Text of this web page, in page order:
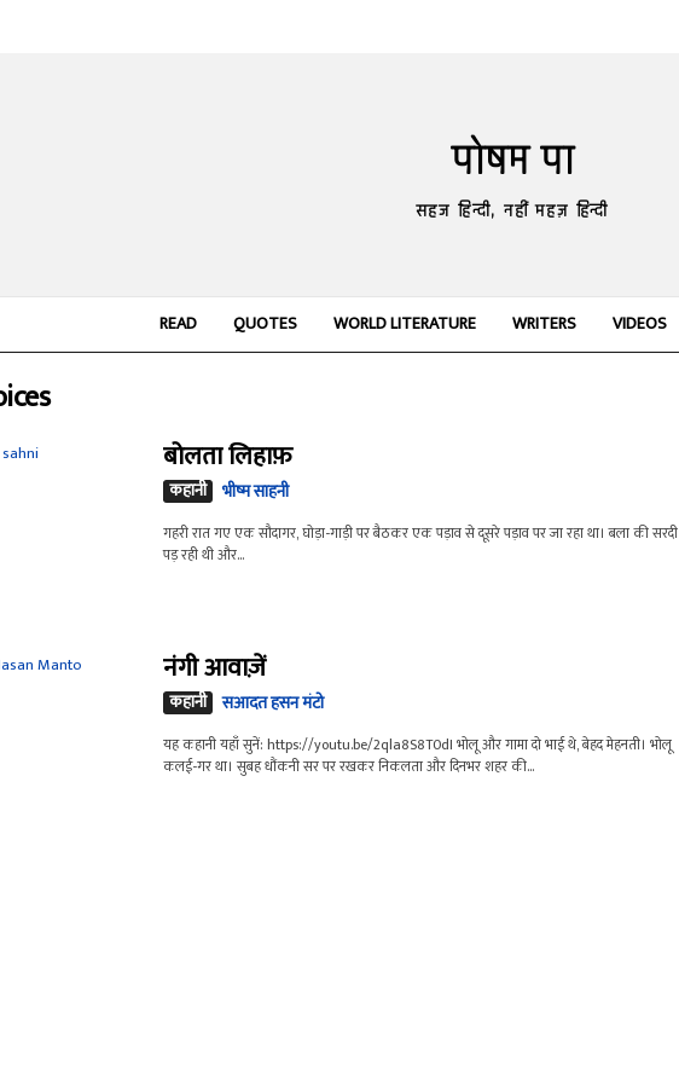
पोषम पा
सहज हिन्दी, नहीं महज़ हिन्दी
READ QUOTES WORLD LITERATURE WRITERS VIDEOS
बोलता लिहाफ़
कहानी भीष्म साहनी
गहरी रात गए एक सौदागर, घोड़ा-गाड़ी पर बैठकर एक पड़ाव से दूसरे पड़ाव पर जा रहा था। बला की सरदी
पड़ रही थी और...
नंगी आवाज़ें
कहानी सआदत हसन मंटो
यह कहानी यहाँ सुनें: https://youtu.be/2qla8S8T0dI भोलू और गामा दो भाई थे, बेहद मेहनती। भोलू
कलई-गर था। सुबह धौंकनी सर पर रखकर निकलता और दिनभर शहर की...